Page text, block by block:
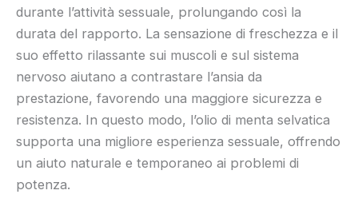
durante l’attività sessuale, prolungando così la
durata del rapporto. La sensazione di freschezza e il
suo effetto rilassante sui muscoli e sul sistema
nervoso aiutano a contrastare l’ansia da
prestazione, favorendo una maggiore sicurezza e
resistenza. In questo modo, l’olio di menta selvatica
supporta una migliore esperienza sessuale, offrendo
un aiuto naturale e temporaneo ai problemi di
potenza.